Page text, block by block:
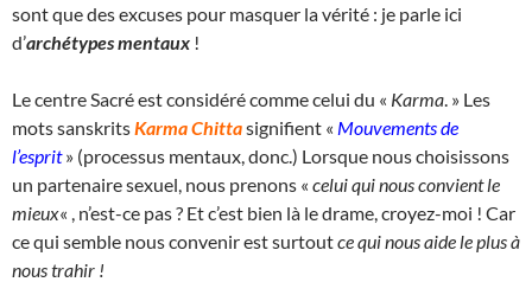
sont que des excuses pour masquer la vérité : je parle ici
d’archétypes mentaux !
Le centre Sacré est considéré comme celui du « Karma . » Les
mots sanskrits Karma Chittasignifient « Mouvements de
l’esprit» (processus mentaux, donc.) Lorsque nous choisissons
un partenaire sexuel, nous prenons « celui qui nous convient le
mieux« , n’est-ce pas ? Et c’est bien là le drame, croyez-moi ! Car
ce qui semble nous convenir est surtoutce qui nous aide le plus à
nous trahir !